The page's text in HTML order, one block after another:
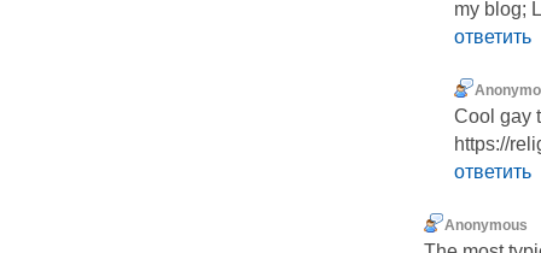
my blog;
ответить
Cool gay
https://
ответить
Anonymous